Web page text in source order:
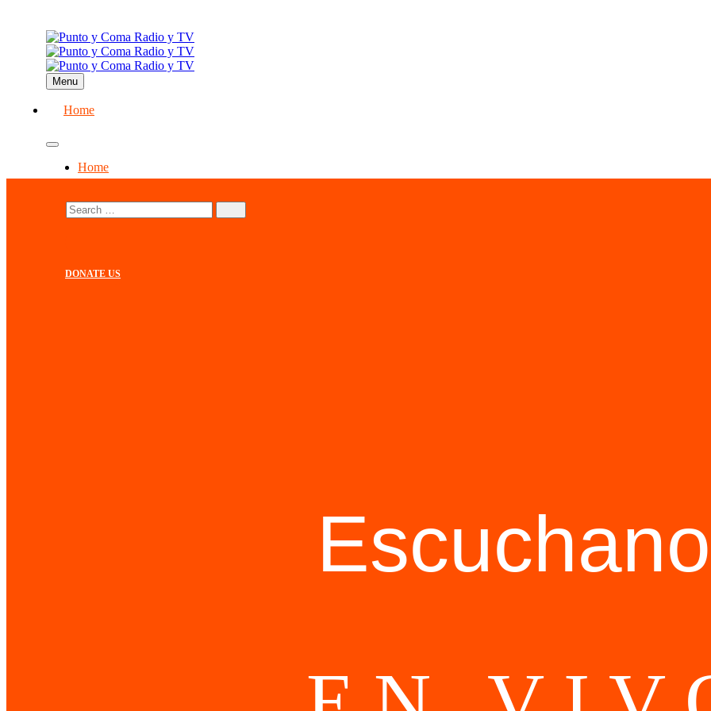
Menu
Home
Home
DONATE US